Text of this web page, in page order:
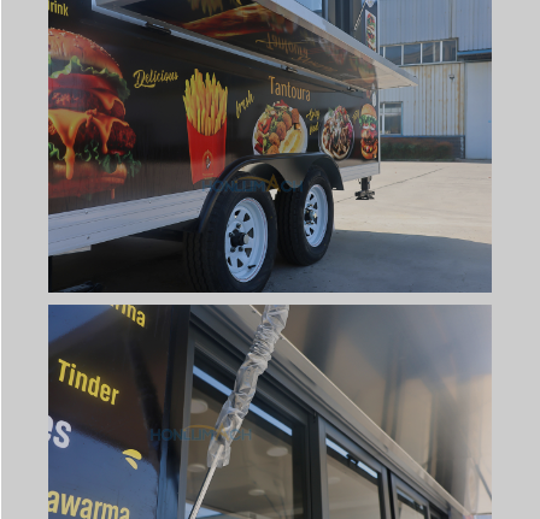
Slovenščina
Latviešu valoda
Dansk
Hrvatski
Norsk nynorsk
Maori
Eesti
Български
Nederlands (België)
हिन्दी
Norsk bokmål
Slovenčina